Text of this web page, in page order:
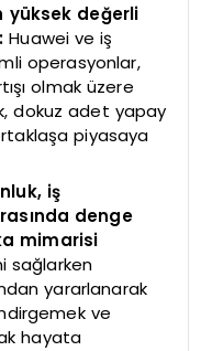
yüksek değerli
Huawei ve iş
operasyonlar,
olmak üzere
dokuz adet yapay
piyasaya
iş
denge
mimarisi
sağlarken
yararlanarak
ve
hayata